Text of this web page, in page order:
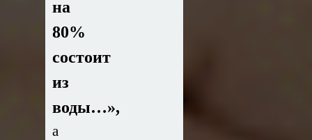
на
80%
состоит
из
воды…»,
а